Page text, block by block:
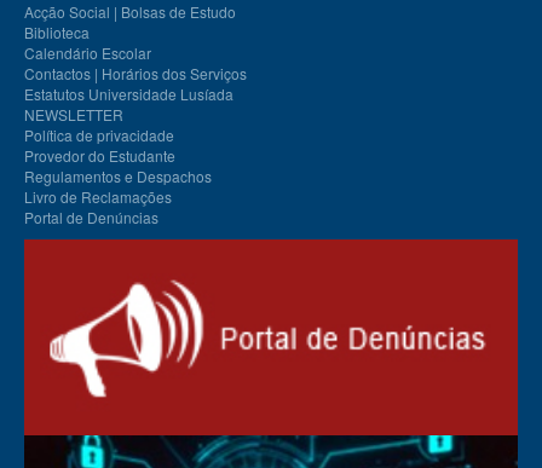
Acção Social | Bolsas de Estudo
Biblioteca
Calendário Escolar
Contactos | Horários dos Serviços
Estatutos Universidade Lusíada
NEWSLETTER
Política de privacidade
Provedor do Estudante
Regulamentos e Despachos
Livro de Reclamações
Portal de Denúncias